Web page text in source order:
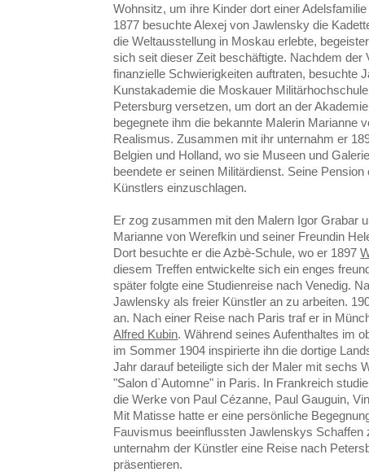
Wohnsitz, um ihre Kinder dort einer
1877 besuchte Alexej von Jawlensky die
die Weltausstellung in Moskau erlebte,
sich seit dieser Zeit beschäftigte. Nachdem der
finanzielle Schwierigkeiten auftraten, besuchte
Kunstakademie die Moskauer
Petersburg versetzen, um dort an der
begegnete ihm die bekannte Malerin Marianne
Realismus. Zusammen mit ihr unternahm er
Belgien und Holland, wo sie Museen und
beendete er seinen Militärdienst. Seine
Künstlers einzuschlagen.
Er zog zusammen mit den Malern Igor Grabar
Marianne von Werefkin und seiner Freundin
Dort besuchte er die Azbè-Schule, wo er 1897
diesem Treffen entwickelte sich ein enges
später folgte eine Studienreise nach Venedig.
Jawlensky als freier Künstler an zu arbeiten.
an. Nach einer Reise nach Paris traf er in
Alfred Kubin. Während seines Aufenthaltes im
im Sommer 1904 inspirierte ihn die dortige
Jahr darauf beteiligte sich der Maler mit sechs
"Salon d`Automne" in Paris. In Frankreich
die Werke von Paul Cézanne, Paul Gauguin,
Mit Matisse hatte er eine persönliche
Fauvismus beeinflussten Jawlenskys Schaffen
unternahm der Künstler eine Reise nach
präsentieren.